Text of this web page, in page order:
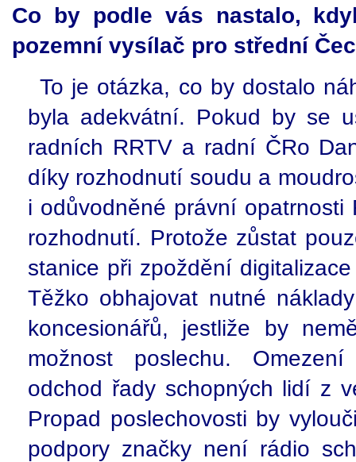
Co by podle vás nastalo,
pozemní vysílač pro střední
To je otázka, co by dostalo
byla adekvátní. Pokud by se
radních RRTV a radní ČRo
díky rozhodnutí soudu a
i odůvodněné právní opatrnosti
rozhodnutí. Protože zůstat
stanice při zpoždění
Těžko obhajovat nutné
koncesionářů, jestliže by
možnost poslechu.
odchod řady schopných lidí z
Propad poslechovosti by
podpory značky není rádio